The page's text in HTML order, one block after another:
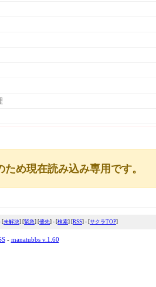
め現在読み込み専用です。
[未解決] [緊急] [優先] - [検索] [RSS] - [サクラTOP]
- manatubbs v.1.60